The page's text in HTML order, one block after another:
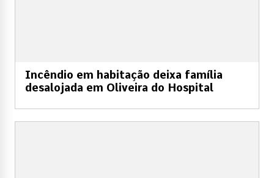
Incêndio em habitação deixa família
desalojada em Oliveira do Hospital